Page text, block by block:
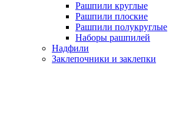
Рашпили круглые
Рашпили плоские
Рашпили полукруглые
Наборы рашпилей
Надфили
Заклепочники и заклепки